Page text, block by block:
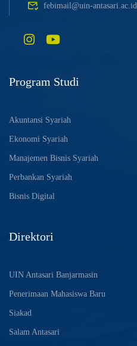
febimail@uin-antasari.ac.id
Program Studi
Akuntansi Syariah
Ekonomi Syariah
Manajemen Bisnis Syariah
Perbankan Syariah
Bisnis Digital
Direktori
UIN Antasari Banjarmasin
Penerimaan Mahasiswa Baru
Siakad
Salam Antasari